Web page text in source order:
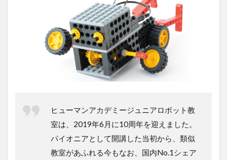
ヒューマンアカデミージュニアロボット教
室は、2019年6月に10周年を迎えました。
パイオニアとして開講した当初から、類似
教室があふれる今もなお、国内No.1シェア